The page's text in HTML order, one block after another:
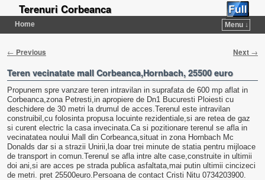
Terenuri Corbeanca
Home Menu ↓
Post navigation
← Previous Next →
Teren vecinatate mall Corbeanca,Hornbach, 25500 euro
Propunem spre vanzare teren intravilan in suprafata de 600 mp aflat in
Corbeanca,zona Petresti,in apropiere de Dn1 Bucuresti Ploiesti cu
deschidere de 30 metri la drumul de acces.Terenul este intravilan
construibil,cu folosinta propusa locuinte rezidentiale,si are retea de gaz
si curent electric la casa invecinata.Ca si pozitionare terenul se afla in
vecinatatea noului Mall din Corbeanca,situat in zona Hornbach Mc
Donalds dar si a strazii Unirii,la doar trei minute de statia pentru mijloace
de transport in comun.Terenul se afla intre alte case,construite in ultimii
doi ani,si are acces pe strada publica asfaltata,mai putin ultimii cincizeci
de metri. pret 25500euro.Persoana de contact Cristi Nitu 0734203900.